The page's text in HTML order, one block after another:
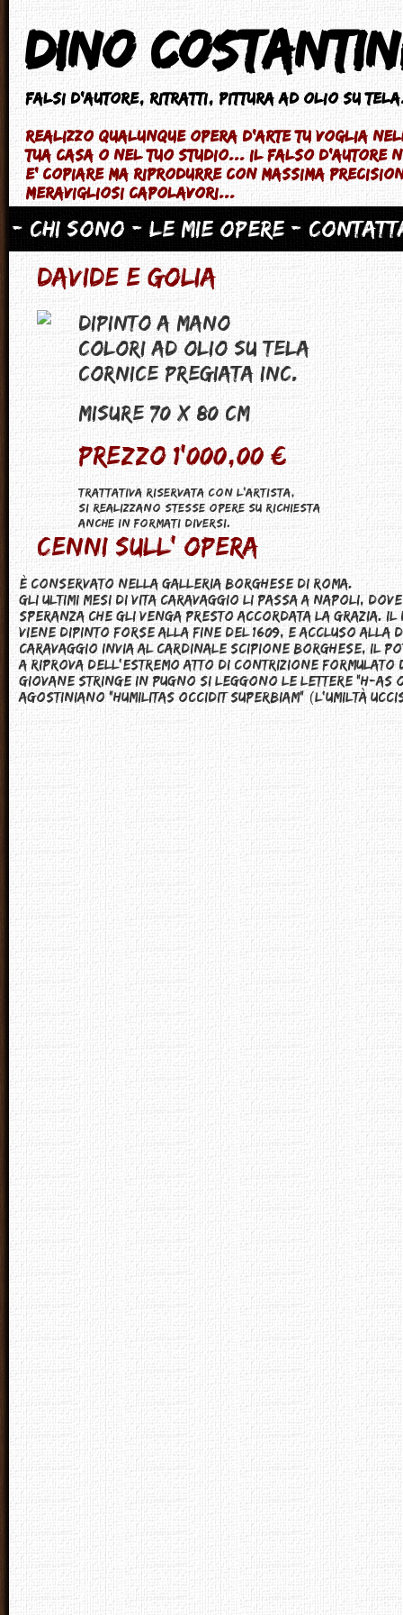
Dino
Falsi d'autore, ritratti, pittura ad olio su
Realizzo qualunque opera d'arte tu voglia
tua casa o nel tuo studio... il falso d'autore
e' copiare ma riprodurre con massima
meravigliosi capolavori...
- Chi sono - Le mie opere -
Davide e Golia
Dipinto a mano
Colori ad Olio su tela
Cornice pregiata inc.
Misure 70 X 80 CM
Prezzo 1'000,00 €
Trattativa riservata con l'artista,
Si realizzano stesse opere su richiesta
anche in formati diversi.
Cenni sull' opera
È conservato nella Galleria Borghese di Roma.
Gli ultimi mesi di vita Caravaggio li passa a Napoli,
speranza che gli venga presto accordata la grazia. Il
viene dipinto forse alla fine del 1609, e accluso alla
Caravaggio invia al cardinale Scipione Borghese, il
a riprova dell'estremo atto di contrizione formulato
giovane stringe in pugno si leggono le lettere "H-AS
agostiniano "Humilitas Occidit Superbiam" (l'umiltà